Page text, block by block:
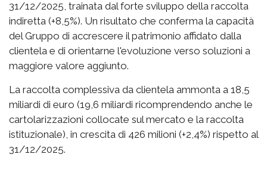
31/12/2025, trainata dal forte sviluppo della raccolta
indiretta (+8,5%). Un risultato che conferma la capacità
del Gruppo di accrescere il patrimonio affidato dalla
clientela e di orientarne l'evoluzione verso soluzioni a
maggiore valore aggiunto.
La raccolta complessiva da clientela ammonta a 18,5
miliardi di euro (19,6 miliardi ricomprendendo anche le
cartolarizzazioni collocate sul mercato e la raccolta
istituzionale), in crescita di 426 milioni (+2,4%) rispetto al
31/12/2025.